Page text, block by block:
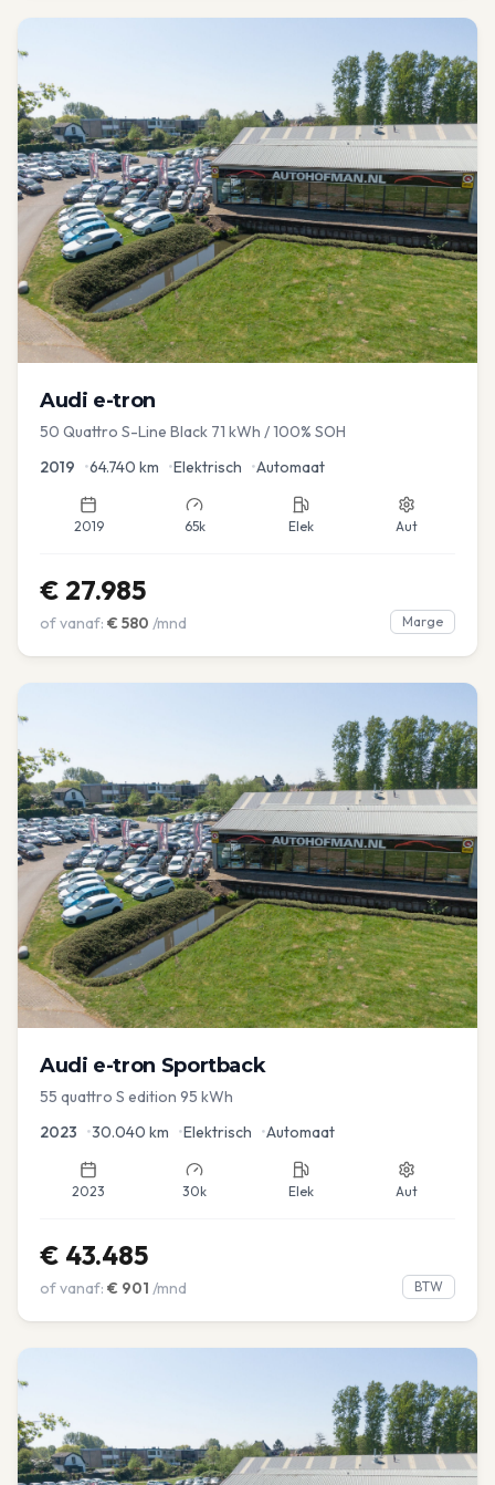
Audi e-tron
50 Quattro S-Line Black 71 kWh / 100% SOH
2019 •64.740 km •Elektrisch •Automaat
2019 65k Elek Aut
€ 27.985
of vanaf: € 580 /mnd Marge
Audi e-tron Sportback
55 quattro S edition 95 kWh
2023 •30.040 km •Elektrisch •Automaat
2023 30k Elek Aut
€ 43.485
of vanaf: € 901 /mnd BTW